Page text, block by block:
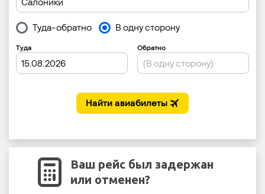
Ваш рейс был задержан
или отменен?